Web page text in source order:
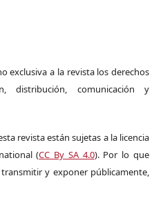
exclusiva a la revista los derechos
distribución, comunicación y
revista están sujetas a la licencia
(CC By SA 4.0). Por lo que
y exponer públicamente,